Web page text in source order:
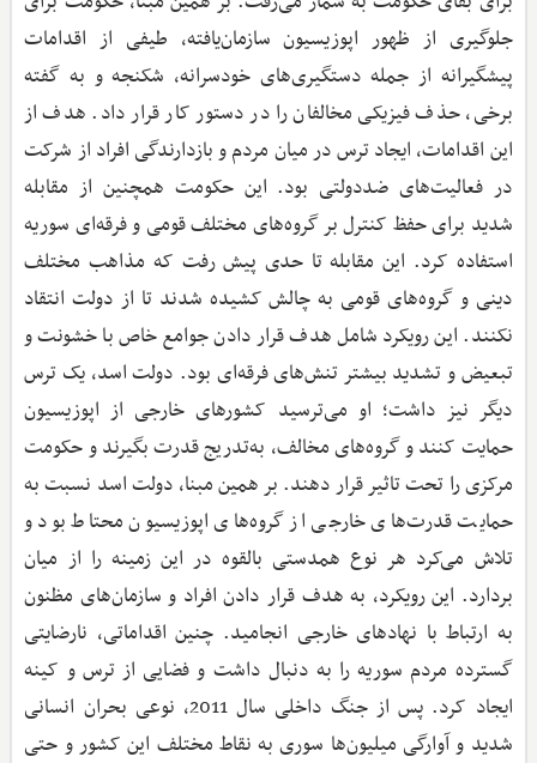
جلوگیری از ظهور اپوزیسیون سازمان‌یافته، طیفی از اقدامات
پیشگیرانه از جمله دستگیری‌های خودسرانه، شکنجه و به گفته
برخی، حذف فیزیکی مخالفان را در دستور کار قرار داد. هدف از
این اقدامات، ایجاد ترس در میان مردم و بازدارندگی افراد از شرکت
در فعالیت‌های ضددولتی بود. این حکومت همچنین از مقابله
شدید برای حفظ کنترل بر گروه‌های مختلف قومی و فرقه‌ای سوریه
استفاده کرد. این مقابله تا حدی پیش رفت که مذاهب مختلف
دینی و گروه‌های قومی به چالش کشیده شدند تا از دولت انتقاد
نکنند. این رویکرد شامل هدف قرار دادن جوامع خاص با خشونت و
تبعیض و تشدید بیشتر تنش‌های فرقه‌ای بود. دولت اسد، یک ترس
دیگر نیز داشت؛ او می‌ترسید کشورهای خارجی از اپوزیسیون
حمایت کنند و گروه‌های مخالف، به‌تدریج قدرت بگیرند و حکومت
مرکزی را تحت تاثیر قرار دهند. بر همین مبنا، دولت اسد نسبت به
حمایت قدرت‌های خارجی از گروه‌های اپوزیسیون محتاط بود و
تلاش می‌کرد هر نوع همدستی بالقوه در این زمینه را از میان
بردارد. این رویکرد، به هدف قرار دادن افراد و سازمان‌های مظنون
به ارتباط با نهادهای خارجی انجامید. چنین اقداماتی، نارضایتی
گسترده مردم سوریه را به دنبال داشت و فضایی از ترس و کینه
ایجاد کرد. پس از جنگ داخلی سال 2011، نوعی بحران انسانی
شدید و آوارگی میلیون‌ها سوری به نقاط مختلف این کشور و حتی